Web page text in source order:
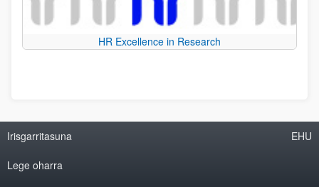
HR Excellence in Research
Irisgarritasuna
Lege oharra
EHU